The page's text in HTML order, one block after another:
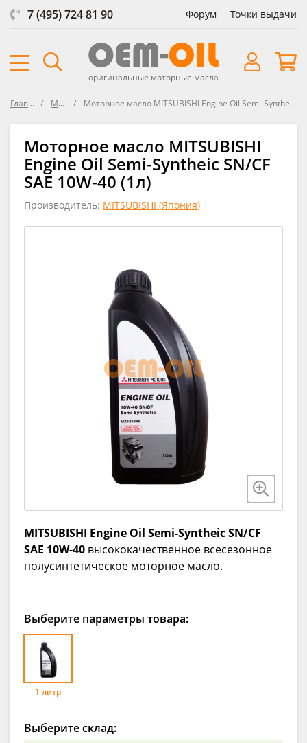
7 (495) 724 81 90 Форум Точки выдачи
оригинальные моторные масла
Главная Масла Моторное масло MITSUBISHI Engine Oil Semi-Syntheic SN/CF SAE 10W-40
Моторное масло MITSUBISHI
Engine Oil Semi-Syntheic SN/CF
SAE 10W-40 (1л)
Производитель: MITSUBISHI (Япония)
MITSUBISHI Engine Oil Semi-Syntheic SN/CF
SAE 10W-40 высококачественное всесезонное
полусинтетическое моторное масло.
Выберите параметры товара:
1 литр
Выберите склад: